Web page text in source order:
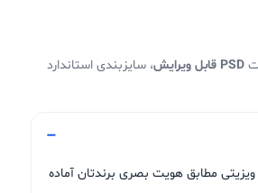
PSD قابل ویرایش
، سایزبندی استاندارد
مطابق هویت بصری برندتان آماده